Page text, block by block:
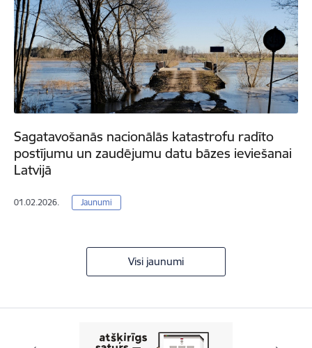
Sagatavošanās nacionālās katastrofu radīto
postījumu un zaudējumu datu bāzes ieviešanai
Latvijā
01.02.2026. Jaunumi
Visi jaunumi